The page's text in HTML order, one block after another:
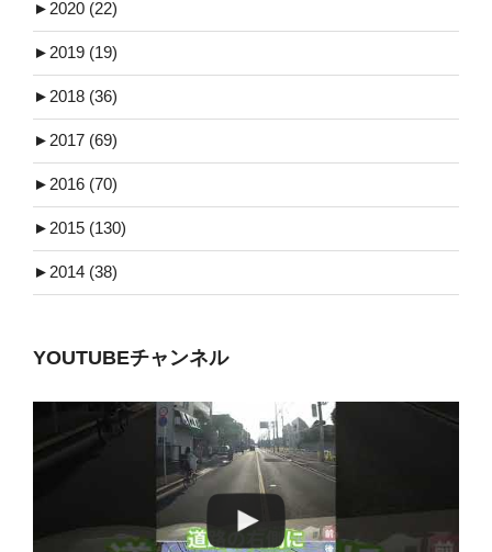
►2020 (22)
►2019 (19)
►2018 (36)
►2017 (69)
►2016 (70)
►2015 (130)
►2014 (38)
YOUTUBEチャンネル